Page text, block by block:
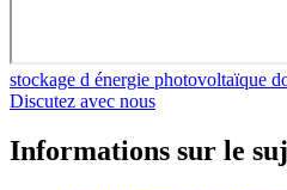
stockage d énergie photovoltaïque
Discutez avec nous
Informations sur le